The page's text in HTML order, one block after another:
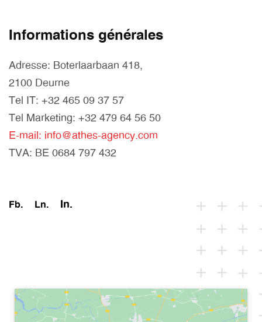
Informations générales
Adresse: Boterlaarbaan 418,
2100 Deurne
Tel IT: +32 465 09 37 57
Tel Marketing: +32 479 64 56 50
E-mail: info@athes-agency.com
TVA: BE 0684 797 432
Fb. Ln. In.